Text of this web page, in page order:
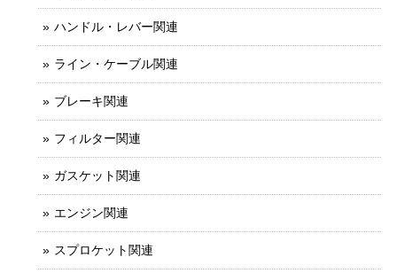
ハンドル・レバー関連
ライン・ケーブル関連
ブレーキ関連
フィルター関連
ガスケット関連
エンジン関連
スプロケット関連